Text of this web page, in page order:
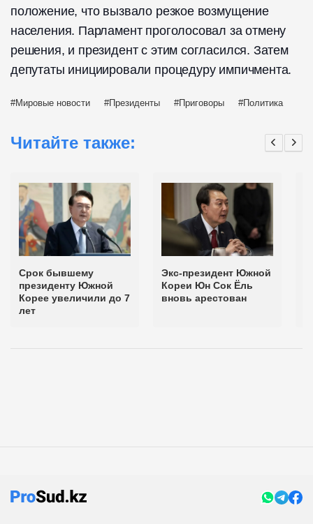
положение, что вызвало резкое возмущение
населения. Парламент проголосовал за отмену
решения, и президент с этим согласился. Затем
депутаты инициировали процедуру импичмента.
Мировые новости Президенты Приговоры Политика
Читайте также:
Срок бывшему
президенту Южной
Корее увеличили до 7
лет
Экс-президент Южной
Кореи Юн Сок Ёль
вновь арестован